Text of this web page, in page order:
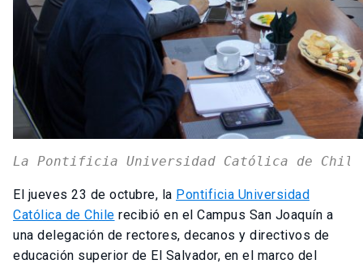
La Pontificia Universidad Católica de
El jueves 23 de octubre, la Pontificia Universidad
Católica de Chile recibió en el Campus San Joaquín a
una delegación de rectores, decanos y directivos de
educación superior de El Salvador, en el marco del